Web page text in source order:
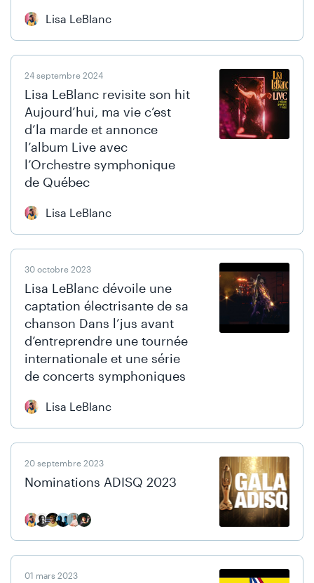
Lisa LeBlanc
24 septembre 2024
Lisa LeBlanc revisite son hit
Aujourd’hui, ma vie c’est
d’la marde et annonce
l’album Live avec
l’Orchestre symphonique
de Québec
Lisa LeBlanc
30 octobre 2023
Lisa LeBlanc dévoile une
captation électrisante de sa
chanson Dans l’jus avant
d’entreprendre une tournée
internationale et une série
de concerts symphoniques
Lisa LeBlanc
20 septembre 2023
Nominations ADISQ 2023
01 mars 2023